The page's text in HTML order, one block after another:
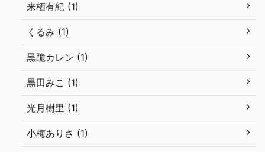
来栖有紀 (1)
くるみ (1)
黒跪カレン (1)
黒田みこ (1)
光月樹里 (1)
小梅ありさ (1)